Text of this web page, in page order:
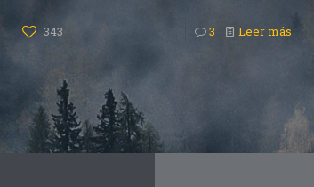
343 3 Leer más